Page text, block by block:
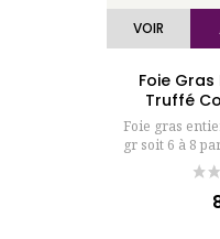
VOIR
Foie
Truffé
Foie gras
gr soit 6 à 8